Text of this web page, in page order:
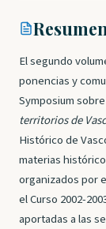
El segundo
ponencias y
Symposium
territorios de
Histórico de
materias
organizados por
el Curso 2002-
aportadas a las